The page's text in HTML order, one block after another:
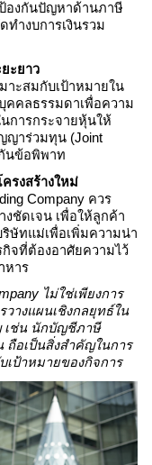
องกันปัญหาด้านภาษี
ำงบการเงินรวม
ะยาว
าะสมกับเป้าหมายใน
คลธรรมดาเพื่อความ
การกระจายหุ้นให้
ญาร่วมทุน (Joint
กันข้อพิพาท
รงสร้างใหม่
Company ควร
งชัดเจน เพื่อให้ลูกค้า
ษัทแม่เพื่อเพิ่มความน่า
จที่ต้องอาศัยความไว้
หาร
ไม่ใช่เพียงการ
างแผนเชิงกลยุทธ์ใน
เช่น นักบัญชีภาษี
ถือเป็นสิ่งสำคัญในการ
เป้าหมายของกิจการ